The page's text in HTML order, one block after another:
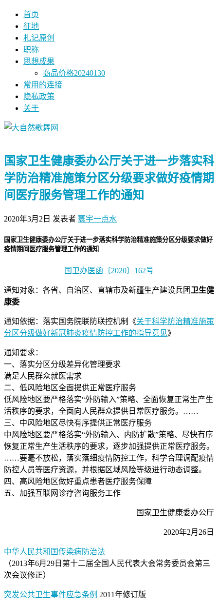
首页
征地
札记原创
职称
思想成果
商品价格20240130
常用的连接
隐私政策
关于
国家卫生健康委办公厅关于进一步落实科
学防治精准施策分区分级要求做好疫情期
间医疗服务管理工作的通知
2020年3月2日 发表者 寰宇一点水
国家卫生健康委办公厅关于进一步落实科学防治精准施策分区分级要求做好
疫情期间医疗服务管理工作的通知
国卫办医函〔2020〕162号
通知对象：各省、自治区、直辖市及新疆生产建设兵团 卫生健
康委
通知依据：落实国务院联防联控机制《关于科学防治精准施策
分区分级做好新冠肺炎疫情防控工作的指导意见》
通知要求：
一、落实分区分级差异化管理要求
满足人民群众就医需求
二、低风险地区全面提供正常医疗服务
低风险地区要严格落实“外防输入”策略、全面恢复正常生产生
活秩序的要求，全面向人民群众提供日常医疗服务。……
三、中风险地区尽快有序提供正常医疗服务
中风险地区要严格落实“外防输入、内防扩散”策略、尽快有序
恢复正常生产生活秩序的要求，逐步加强提供正常医疗服务。
……要毫不放松，落实落细疫情防控工作，科学合理调配疫情
防控人员等医疗资源，并根据区域风险等级进行动态调整。
四、高风险地区做好重点患者医疗服务保障
五、加强互联网诊疗咨询服务工作
国家卫生健康委办公厅
2020年2月26日
中华人民共和国传染病防治法
（2013年6月29日第十二届全国人民代表大会常务委员会第三
次会议修正）
突发公共卫生事件应急条例 2011年修订版